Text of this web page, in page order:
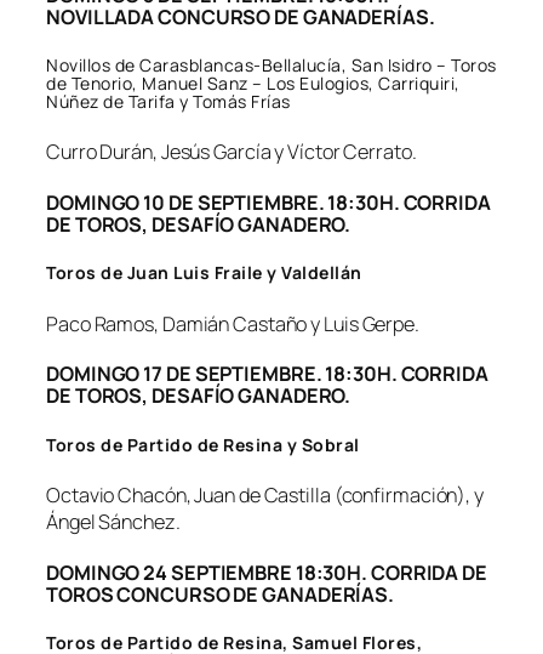
NOVILLADA CONCURSO DE GANADERÍAS.
Novillos de Carasblancas-Bellalucía, San Isidro – Toros
de Tenorio, Manuel Sanz – Los Eulogios, Carriquiri,
Núñez de Tarifa y Tomás Frías
Curro Durán, Jesús García y Víctor Cerrato.
DOMINGO 10 DE SEPTIEMBRE. 18:30H. CORRIDA
DE TOROS, DESAFÍO GANADERO.
Toros de Juan Luis Fraile y Valdellán
Paco Ramos, Damián Castaño y Luis Gerpe.
DOMINGO 17 DE SEPTIEMBRE. 18:30H. CORRIDA
DE TOROS, DESAFÍO GANADERO.
Toros de Partido de Resina y Sobral
Octavio Chacón, Juan de Castilla (confirmación), y
Ángel Sánchez.
DOMINGO 24 SEPTIEMBRE 18:30H. CORRIDA DE
TOROS CONCURSO DE GANADERÍAS.
Toros de Partido de Resina, Samuel Flores,